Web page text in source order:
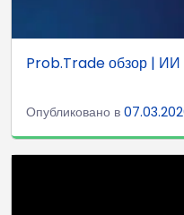
Prob.Trade обзор | ИИ
Опубликовано в